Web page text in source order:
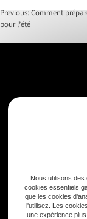
Post
Previous:Comment
pour l’été
Nous utilisons
cookies essentiels
que les cookies
l'utilisez. Les
une expérience